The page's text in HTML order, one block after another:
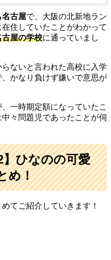
名古屋で、大阪の北新地ラン
住していたことがわかって
屋の学校に通っていまし
ないと言われた高校に入学
かなり負けず嫌いで意思が
一時期定額になっていたこ
々問題児であったことが伺
】ひなのの可愛
め！
てご紹介していきます！